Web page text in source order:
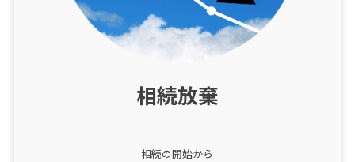
相続放棄
相続の開始から